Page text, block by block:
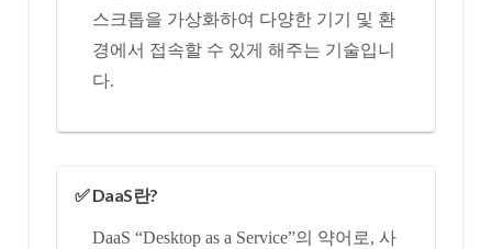
스크톱을 가상화하여 다양한 기기 및 환
경에서 접속할 수 있게 해주는 기술입니
다.
✅ DaaS란?
DaaS “Desktop as a Service”의 약어로, 사